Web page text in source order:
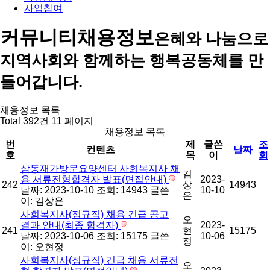
사업참여
커뮤니티채용정보은혜와 나눔으로
지역사회와 함께하는 행복공동체를 만
들어갑니다.
채용정보 목록
Total 392건 11 페이지
채용정보 목록
번
호
컨텐츠
제
목
글쓴
이
날짜
조
회
242
삼동재가방문요양센터 사회복지사 채
용 서류전형합격자 발표(면접안내)
날짜: 2023-10-10 조회: 14943 글쓴
이: 김상은
김
상
은
2023-
10-10
14943
241
사회복지사(정규직) 채용 긴급 공고
결과 안내(최종 합격자)
날짜: 2023-10-06 조회: 15175 글쓴
이: 오현정
오
현
정
2023-
10-06
15175
사회복지사(정규직) 긴급 채용 서류전
오